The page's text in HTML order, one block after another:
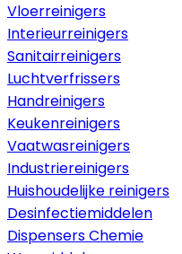
Vloerreinigers
Interieurreinigers
Sanitairreinigers
Luchtverfrissers
Handreinigers
Keukenreinigers
Vaatwasreinigers
Industriereinigers
Huishoudelijke reinigers
Desinfectiemiddelen
Dispensers Chemie